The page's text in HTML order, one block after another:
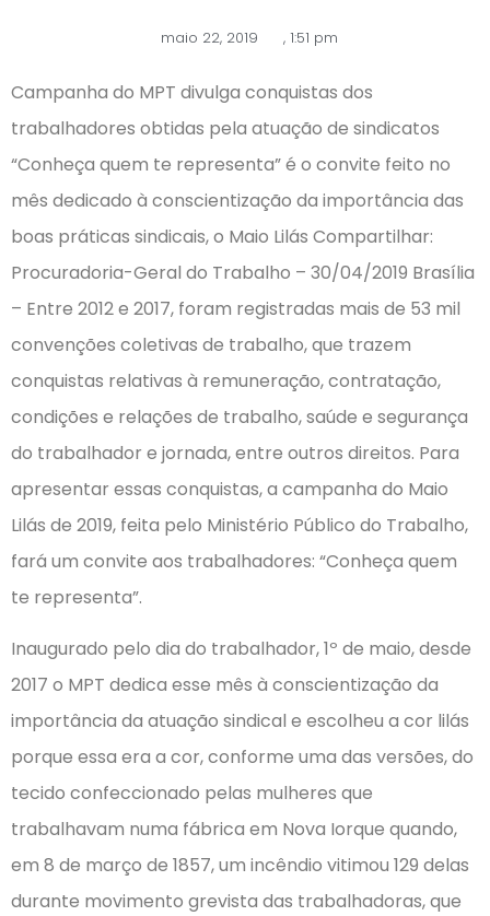
maio 22, 2019 , 1:51 pm
Campanha do MPT divulga conquistas dos
trabalhadores obtidas pela atuação de sindicatos
“Conheça quem te representa” é o convite feito no
mês dedicado à conscientização da importância das
boas práticas sindicais, o Maio Lilás Compartilhar:
Procuradoria-Geral do Trabalho – 30/04/2019 Brasília
– Entre 2012 e 2017, foram registradas mais de 53 mil
convenções coletivas de trabalho, que trazem
conquistas relativas à remuneração, contratação,
condições e relações de trabalho, saúde e segurança
do trabalhador e jornada, entre outros direitos. Para
apresentar essas conquistas, a campanha do Maio
Lilás de 2019, feita pelo Ministério Público do Trabalho,
fará um convite aos trabalhadores: “Conheça quem
te representa”.
Inaugurado pelo dia do trabalhador, 1º de maio, desde
2017 o MPT dedica esse mês à conscientização da
importância da atuação sindical e escolheu a cor lilás
porque essa era a cor, conforme uma das versões, do
tecido confeccionado pelas mulheres que
trabalhavam numa fábrica em Nova Iorque quando,
em 8 de março de 1857, um incêndio vitimou 129 delas
durante movimento grevista das trabalhadoras, que